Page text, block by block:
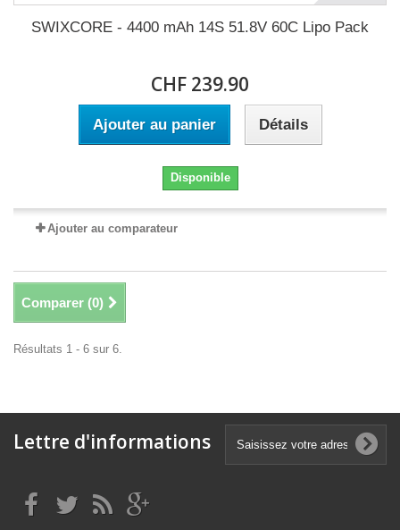
SWIXCORE - 4400 mAh 14S 51.8V 60C Lipo Pack
CHF 239.90
Ajouter au panier Détails
Disponible
Ajouter au comparateur
Comparer (0)
Résultats 1 - 6 sur 6.
Lettre d'informations